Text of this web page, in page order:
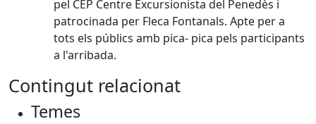
pel CEP Centre Excursionista del Penedès i
patrocinada per Fleca Fontanals. Apte per a
tots els públics amb pica- pica pels participants
a l'arribada.
Contingut relacionat
Temes